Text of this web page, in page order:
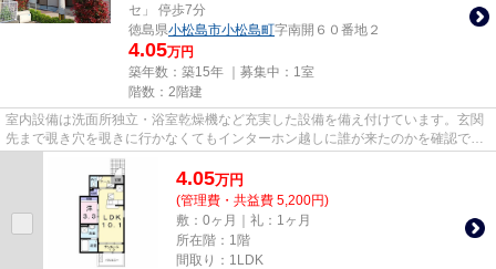
セ」 停歩7分
徳島県小松島市小松島町字南開６０番地２
4.05万円
築年数：築15年 ｜募集中： 1室
階数：2階建
室内設備は洗面所独立・浴室乾燥機など充実した設備を備え付けています。玄関
先まで覗き穴を覗きに行かなくてもインターホン越しに誰が来たのかを確認でき
ます。こちらは1LDKになりま...
4.05万円
(管理費・共益費 5,200円)
敷：0ヶ月｜礼：1ヶ月
所在階：1階
間取り：1LDK